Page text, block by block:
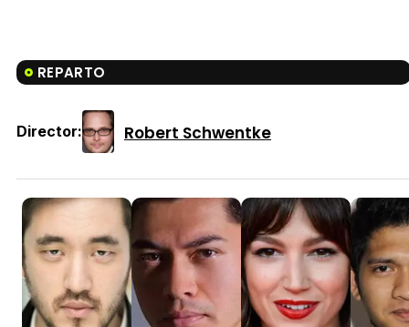
REPARTO
Director: Robert Schwentke